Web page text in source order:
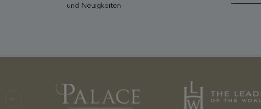
und Neuigkeiten